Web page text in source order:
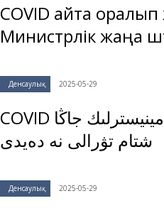
COVID қайта
Министрлік жаңа
Денсаулық 2025-05-29
COVID قايتا ورالىپ جاتىر ما? مينيسترلىك جاڭا
شتام تۋرالى نە دەيدى
Денсаулық 2025-05-29